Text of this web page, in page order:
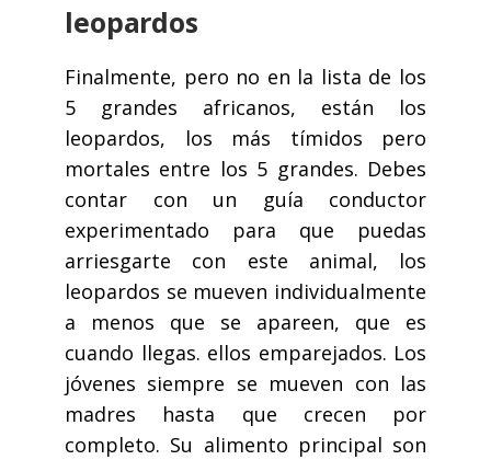
leopardos
Finalmente, pero no en la lista de los
5 grandes africanos, están los
leopardos, los más tímidos pero
mortales entre los 5 grandes. Debes
contar con un guía conductor
experimentado para que puedas
arriesgarte con este animal, los
leopardos se mueven individualmente
a menos que se apareen, que es
cuando llegas. ellos emparejados. Los
jóvenes siempre se mueven con las
madres hasta que crecen por
completo. Su alimento principal son